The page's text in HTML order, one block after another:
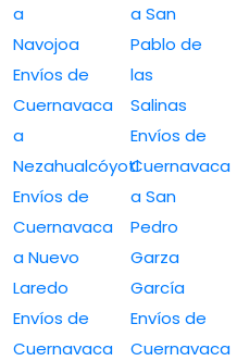
a
Navojoa
Envíos de
Cuernavaca
a
Nezahualcóyotl
Envíos de
Cuernavaca
a Nuevo
Laredo
Envíos de
Cuernavaca
a San
Pablo de
las
Salinas
Envíos de
Cuernavaca
a San
Pedro
Garza
García
Envíos de
Cuernavaca